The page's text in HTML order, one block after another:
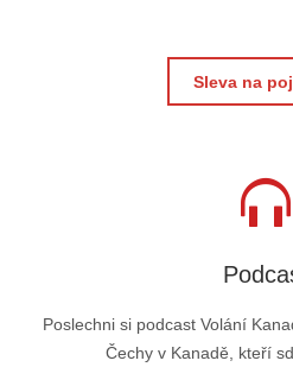
Sleva na
Poslechni si podcast Volání
Čechy v Kanadě, kteří